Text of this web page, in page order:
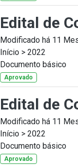
Edital de
Modificado há 11
Início > 2022
Documento básico
Aprovado
Edital de
Modificado há 11
Início > 2022
Documento básico
Aprovado